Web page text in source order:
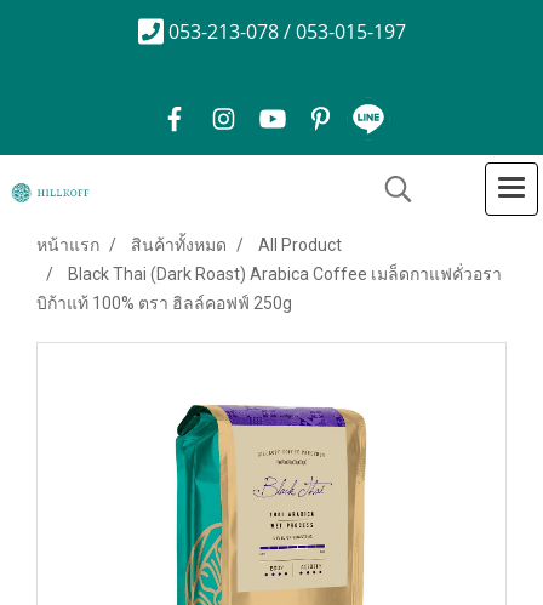
053-213-078 / 053-015-197
หน้าแรก สินค้าทั้งหมด
All Product
Black Thai (Dark Roast) Arabica Coffee เมล็ดกาแฟคั่วอรา
บิก้าแท้ 100% ตรา ฮิลล์คอฟฟ์ 250g